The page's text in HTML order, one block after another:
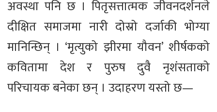
अवस्था पनि छ । पितृसत्तात्मक जीवनदर्शनले
दीक्षित समाजमा नारी दोस्रो दर्जाकी भोग्या
मानिन्छिन् । ‘मृत्युको झीरमा यौवन’ शीर्षकको
कवितामा देश र पुरुष दुवै नृशंसताको
परिचायक बनेका छन् । उदाहरण यस्तो छ—